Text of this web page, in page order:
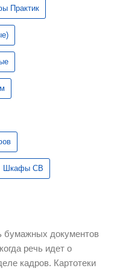
Практик
Шкафы СВ
бумажных документов
речь идет о
кадров. Картотеки